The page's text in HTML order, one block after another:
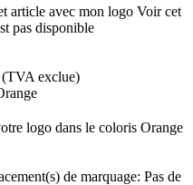
article avec mon logo Voir cet
pas disponible
(TVA exclue)
de marquage: Pas de